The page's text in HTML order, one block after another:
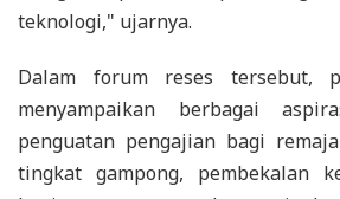
teknologi," ujarnya.
Dalam forum reses tersebut,
menyampaikan berbagai
penguatan pengajian bagi
tingkat gampong, pembekalan